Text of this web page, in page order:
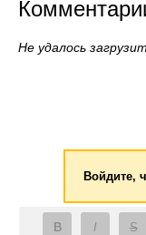
Не удалось
Войдите,
B I S